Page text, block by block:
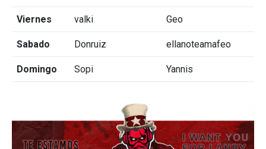
Viernes valki Geo
Sabado Donruiz ellanoteamafeo
Domingo Sopi Yannis